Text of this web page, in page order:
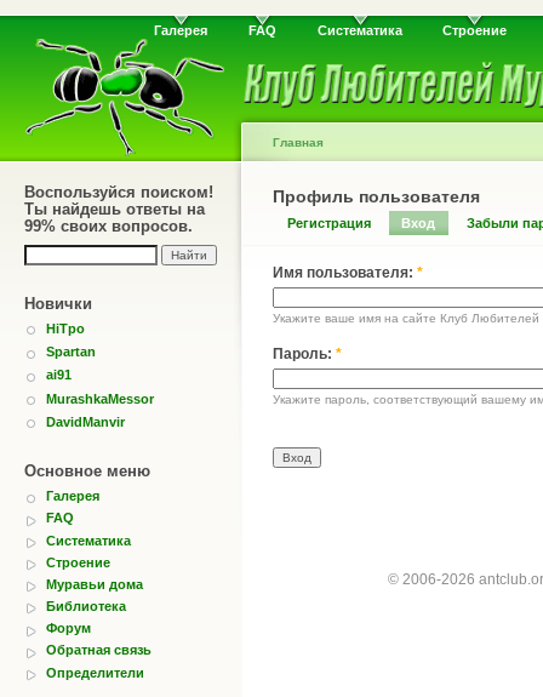
Галерея FAQ Систематика Строение
Воспользуйся поиском!
Ты найдешь ответы на
99% своих вопросов.
Новички
HiTpo
Spartan
ai91
MurashkaMessor
DavidManvir
Основное меню
Галерея
FAQ
Систематика
Строение
Муравьи дома
Библиотека
Форум
Обратная связь
Определители
Главная
Профиль пользователя
Регистрация Вход Забыли
Имя пользователя: *
Укажите ваше имя на сайте Клуб Любителей
Пароль: *
Укажите пароль, соответствующий вашему
© 2006-2026